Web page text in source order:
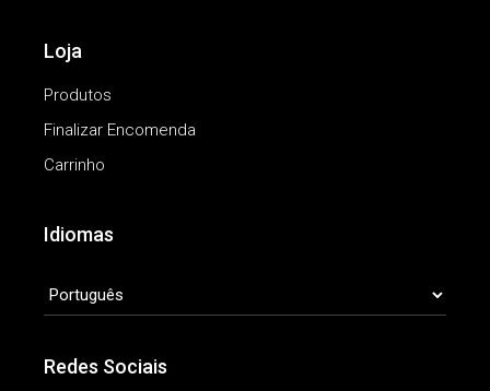
Loja
Produtos
Finalizar Encomenda
Carrinho
Idiomas
Redes Sociais